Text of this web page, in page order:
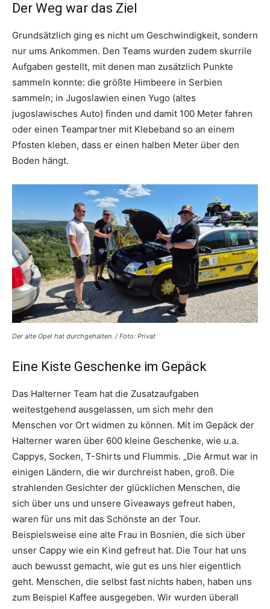
Der Weg war das Ziel
Grundsätzlich ging es nicht um Geschwindigkeit, sondern
nur ums Ankommen. Den Teams wurden zudem skurrile
Aufgaben gestellt, mit denen man zusätzlich Punkte
sammeln konnte: die größte Himbeere in Serbien
sammeln; in Jugoslawien einen Yugo (altes
jugoslawisches Auto) finden und damit 100 Meter fahren
oder einen Teampartner mit Klebeband so an einem
Pfosten kleben, dass er einen halben Meter über den
Boden hängt.
Der alte Opel hat durchgehalten. / Foto: Privat
Eine Kiste Geschenke im Gepäck
Das Halterner Team hat die Zusatzaufgaben
weitestgehend ausgelassen, um sich mehr den
Menschen vor Ort widmen zu können. Mit im Gepäck der
Halterner waren über 600 kleine Geschenke, wie u.a.
Cappys, Socken, T-Shirts und Flummis. „Die Armut war in
einigen Ländern, die wir durchreist haben, groß. Die
strahlenden Gesichter der glücklichen Menschen, die
sich über uns und unsere Giveaways gefreut haben,
waren für uns mit das Schönste an der Tour.
Beispielsweise eine alte Frau in Bosnien, die sich über
unser Cappy wie ein Kind gefreut hat. Die Tour hat uns
auch bewusst gemacht, wie gut es uns hier eigentlich
geht. Menschen, die selbst fast nichts haben, haben uns
zum Beispiel Kaffee ausgegeben. Wir wurden überall